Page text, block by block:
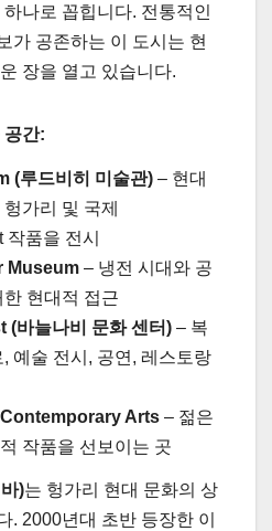
나로 꼽힙니다. 전통적인
가 공존하는 이 도시는 현
장을 열고 있습니다.
공간:
(루드비히 미술관) – 현대
가리 및 국제
품을 전시
Museum – 냉전 시대와 공
현대적 접근
(바늘나비 문화 센터) – 복
예술 전시, 공연, 레스토랑
Arts – 젊은
작품을 선보이는 곳
)는 헝가리 현대 문화의 상
. 2000년대 초반 등장한 이